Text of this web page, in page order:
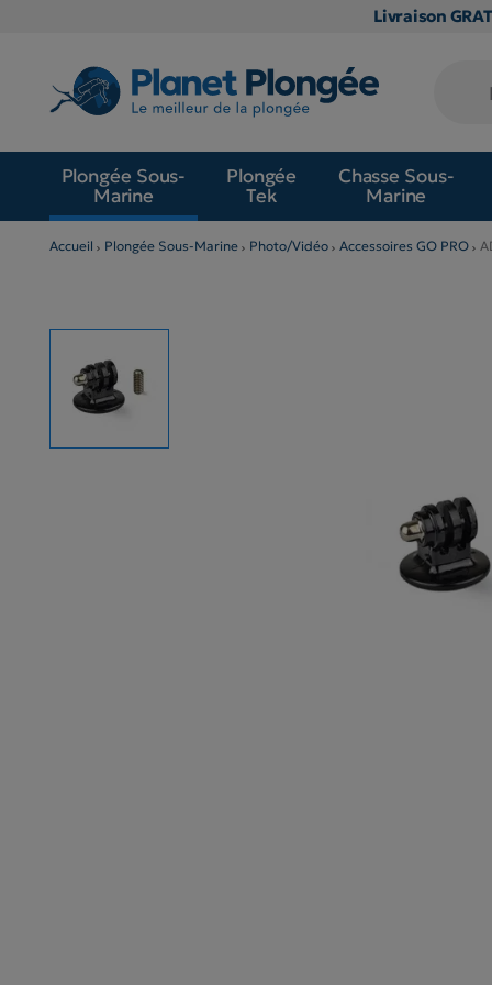
Livraison
Plongée Sous-
Marine
Plongée
Tek
Chasse Sous-
Marine
Accueil Plongée Sous-Marine Photo/Vidéo Accessoires GO PRO